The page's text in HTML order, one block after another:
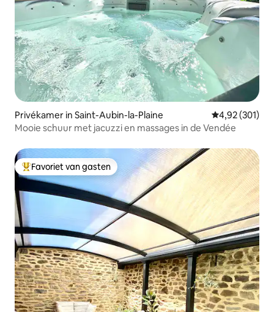
Privékamer in Saint-Aubin-la-Plaine Gemiddelde
4,92 (301)
Mooie schuur met jacuzzi en massages in de Vendée
Topfavoriet van gasten
Favoriet van gasten